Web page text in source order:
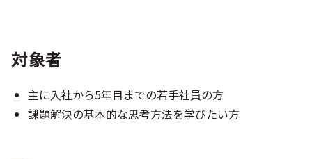
対象者
主に入社から5年目までの若手社員の方
課題解決の基本的な思考方法を学びたい方